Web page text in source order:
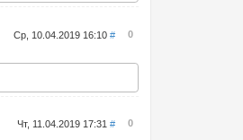
Ср, 10.04.2019 16:10# 0
Чт, 11.04.2019 17:31# 0